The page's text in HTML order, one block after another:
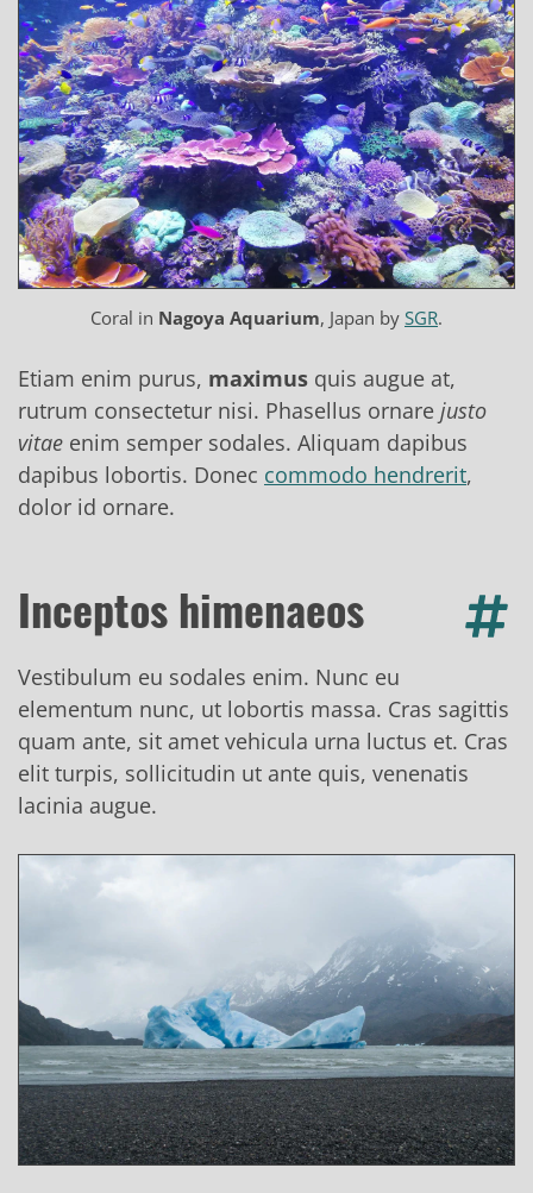
Coral in Nagoya Aquarium, Japan by SGR.
Etiam enim purus, maximus quis augue at,
rutrum consectetur nisi. Phasellus ornare justo
vitae enim semper sodales. Aliquam dapibus
dapibus lobortis. Donec commodo hendrerit,
dolor id ornare.
Inceptos himenaeos
Vestibulum eu sodales enim. Nunc eu
elementum nunc, ut lobortis massa. Cras sagittis
quam ante, sit amet vehicula urna luctus et. Cras
elit turpis, sollicitudin ut ante quis, venenatis
lacinia augue.